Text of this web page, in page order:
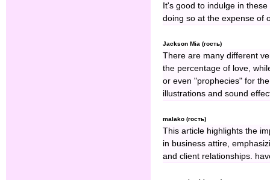
It's good to indulge in
doing so at the expense of
Jackson Mia (гость)
There are many different
the percentage of love,
or even "prophecies" for
illustrations and sound
malako (гость)
This article highlights the
in business attire,
and client relationships.